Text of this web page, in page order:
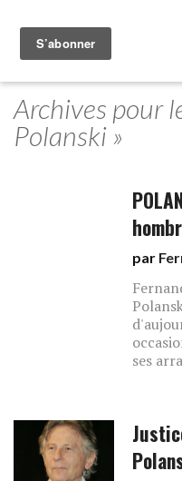
Archives pour
Polanski »
par
ses